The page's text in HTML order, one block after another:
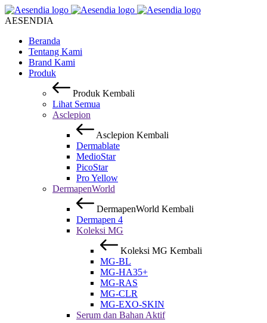
AESENDIA
Beranda
Tentang Kami
Brand Kami
Produk
Produk Kembali
Lihat Semua
Asclepion
Asclepion Kembali
Dermablate
MedioStar
PicoStar
Pro Yellow
DermapenWorld
DermapenWorld Kembali
Dermapen 4
Koleksi MG
Koleksi MG Kembali
MG-BL
MG-HA35+
MG-RAS
MG-CLR
MG-EXO-SKIN
Serum dan Bahan Aktif